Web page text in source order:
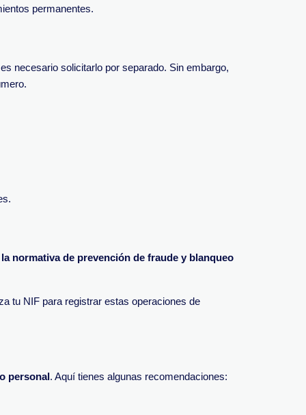
permanentes.
necesario solicitarlo por separado. Sin embargo,
normativa de prevención de fraude y blanqueo
tu NIF para registrar estas operaciones de
personal. Aquí tienes algunas recomendaciones: